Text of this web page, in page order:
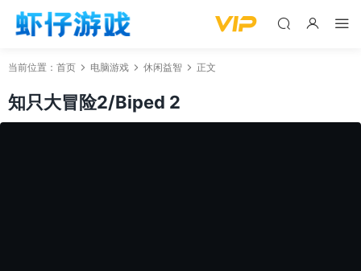
当前位置： 首页 电脑游戏 休闲益智 正文
知只大冒险2/Biped 2